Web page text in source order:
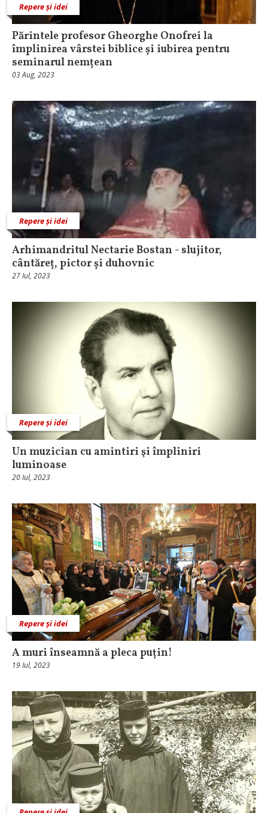
Repere și idei
Părintele profesor Gheorghe Onofrei la
împlinirea vârstei biblice și iubirea pentru
seminarul nemțean
03 Aug, 2023
Repere și idei
Arhimandritul Nectarie Bostan - slujitor,
cântăreț, pictor și duhovnic
27 Iul, 2023
Repere și idei
Un muzician cu amintiri şi împliniri
luminoase
20 Iul, 2023
Repere și idei
A muri înseamnă a pleca puțin!
19 Iul, 2023